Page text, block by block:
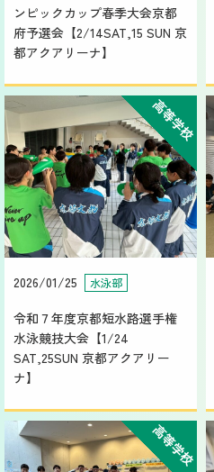
ンピックカップ春季大会京都
府予選会【2/14SAT,15 SUN 京
都アクアリーナ】
高等学校
2026/01/25 水泳部
令和７年度京都短水路選手権
水泳競技大会【1/24
SAT,25SUN 京都アクアリー
ナ】
高等学校